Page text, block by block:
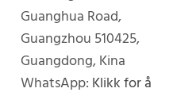
Guanghua Road,
Guangzhou 510425,
Guangdong, Kina
WhatsApp: Klikk for å